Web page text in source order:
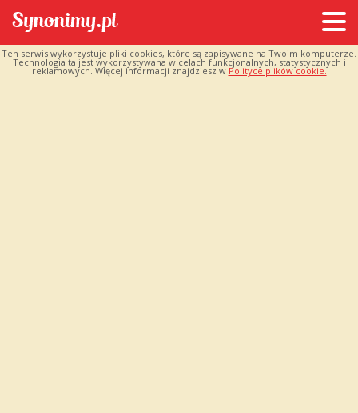
Ten serwis wykorzystuje pliki cookies, które są zapisywane na Twoim komputerze.
Technologia ta jest wykorzystywana w celach funkcjonalnych, statystycznych i
reklamowych. Więcej informacji znajdziesz w Polityce plików cookie.